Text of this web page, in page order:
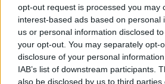
opt-out request is processed you may
interest-based ads based on personal
us or personal information disclosed
your opt-out. You may separately opt-
disclosure of your personal
IAB’s list of downstream participants.
also be disclosed by us to third parties